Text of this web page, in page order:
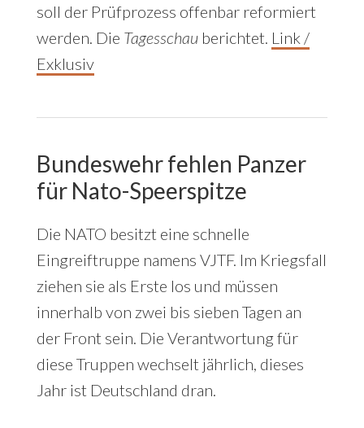
soll der Prüfprozess offenbar reformiert
werden. Die Tagesschauberichtet. Link /
Exklusiv
Bundeswehr fehlen Panzer
für Nato-Speerspitze
Die NATO besitzt eine schnelle
Eingreiftruppe namens VJTF. Im Kriegsfall
ziehen sie als Erste los und müssen
innerhalb von zwei bis sieben Tagen an
der Front sein. Die Verantwortung für
diese Truppen wechselt jährlich, dieses
Jahr ist Deutschland dran.